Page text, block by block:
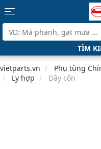
TÌM
vietparts.vn Phụ tùng
Ly hợp
Dây côn